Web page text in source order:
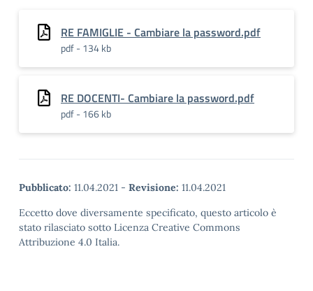
RE FAMIGLIE - Cambiare la password.pdf
pdf - 134 kb
RE DOCENTI- Cambiare la password.pdf
pdf - 166 kb
Pubblicato: 11.04.2021 - Revisione: 11.04.2021
Eccetto dove diversamente specificato, questo articolo è
stato rilasciato sotto Licenza Creative Commons
Attribuzione 4.0 Italia.